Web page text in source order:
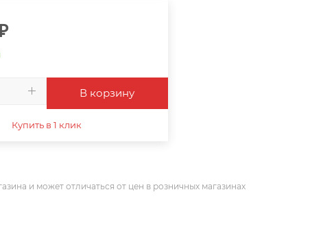
В корзину
Купить в 1 клик
и может отличаться от цен в розничных магазинах